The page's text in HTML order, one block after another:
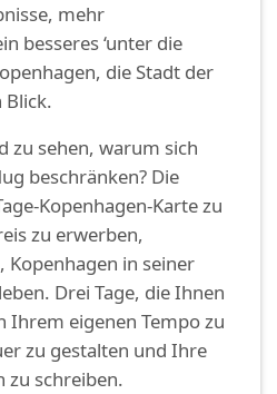
mehr
besseres ‘unter die
die Stadt der
Blick.
zu sehen, warum sich
beschränken? Die
Kopenhagen-Karte zu
zu erwerben,
in seiner
Drei Tage, die Ihnen
Ihrem eigenen Tempo zu
zu gestalten und Ihre
zu schreiben.